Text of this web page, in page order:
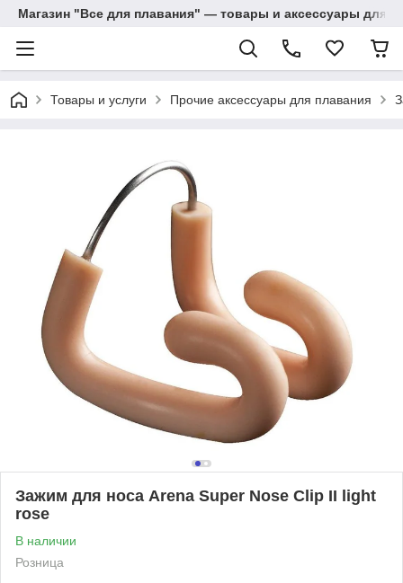
Магазин "Все для плавания" — товары и аксессуары для
Товары и услуги Прочие аксессуары для плавания
Зажим для носа Arena Super Nose Clip II light
rose
В наличии
Розница